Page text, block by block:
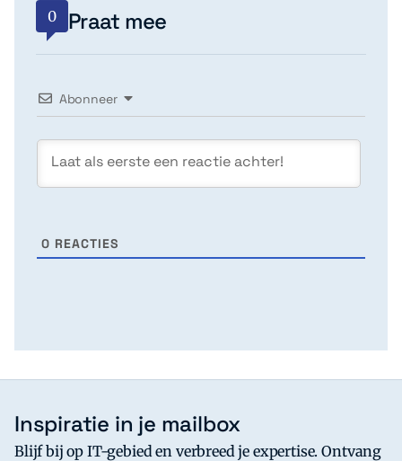
0 Praat mee
Abonneer
0 REACTIES
Inspiratie in je mailbox
Blijf bij op IT-gebied en verbreed je expertise. Ontvang